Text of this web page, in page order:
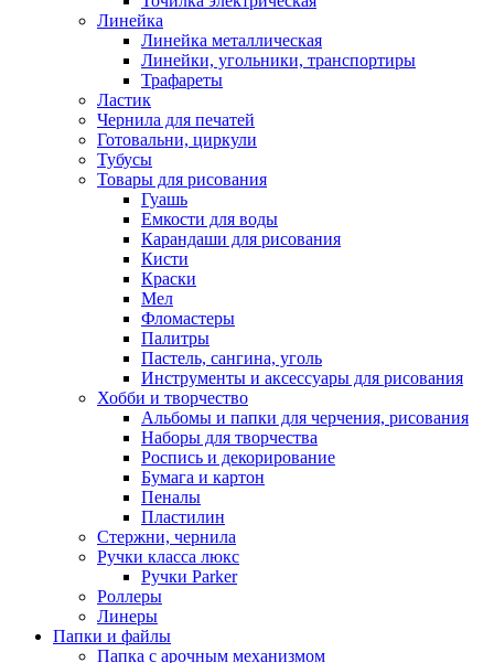
Линейка
Линейка металлическая
Линейки, угольники, транспортиры
Трафареты
Ластик
Чернила для печатей
Готовальни, циркули
Тубусы
Товары для рисования
Гуашь
Емкости для воды
Карандаши для рисования
Кисти
Краски
Мел
Фломастеры
Палитры
Пастель, сангина, уголь
Инструменты и аксессуары для рисования
Хобби и творчество
Альбомы и папки для черчения, рисования
Наборы для творчества
Роспись и декорирование
Бумага и картон
Пеналы
Пластилин
Стержни, чернила
Ручки класса люкс
Ручки Parker
Роллеры
Линеры
Папки и файлы
Папка с арочным механизмом